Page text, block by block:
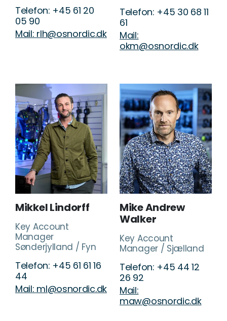
Telefon: +45 61 20
05 90
Mail: rlh@osnordic.dk
Telefon: +45 30 68 11
61
Mail:
okm@osnordic.dk
Mikkel Lindorff
Key Account
Manager
Sønderjylland / Fyn
Telefon: +45 61 61 16
44
Mail: ml@osnordic.dk
Mike Andrew
Walker
Key Account
Manager / Sjælland
Telefon: +45 44 12
26 92
Mail:
maw@osnordic.dk